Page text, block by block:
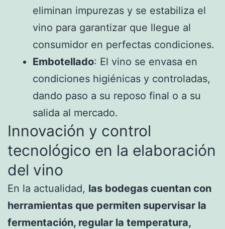
eliminan impurezas y se estabiliza el
vino para garantizar que llegue al
consumidor en perfectas condiciones.
Embotellado: El vino se envasa en
condiciones higiénicas y controladas,
dando paso a su reposo final o a su
salida al mercado.
Innovación y control
tecnológico en la elaboración
del vino
En la actualidad, las bodegas cuentan con
herramientas que permiten supervisar la
fermentación, regular la temperatura,